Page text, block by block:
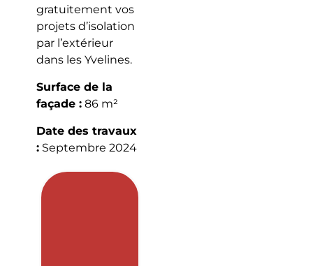
gratuitement vos
projets d’isolation
par l’extérieur
dans les Yvelines.
Surface de la
façade :86 m²
Date des travaux
:Septembre 2024